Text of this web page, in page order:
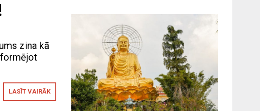
zina kā
LASĪT VAIRĀK